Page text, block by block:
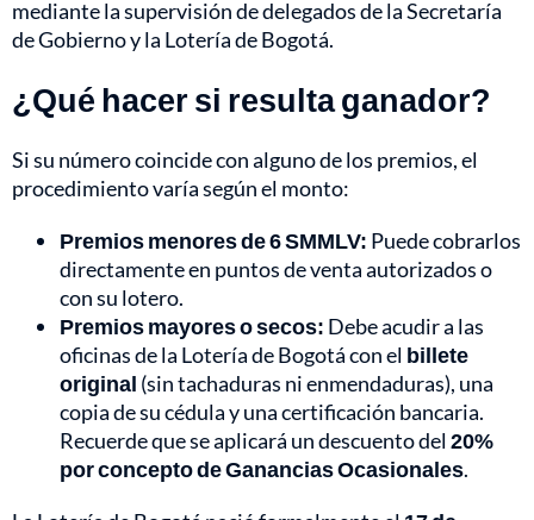
mediante la supervisión de delegados de la Secretaría
de Gobierno y la Lotería de Bogotá.
¿Qué hacer si resulta ganador?
Si su número coincide con alguno de los premios, el
procedimiento varía según el monto:
Premios menores de 6 SMMLV: Puede cobrarlos
directamente en puntos de venta autorizados o
con su lotero.
Premios mayores o secos: Debe acudir a las
oficinas de la Lotería de Bogotá con el billete
original (sin tachaduras ni enmendaduras), una
copia de su cédula y una certificación bancaria.
Recuerde que se aplicará un descuento del20%
por concepto de Ganancias Ocasionales.